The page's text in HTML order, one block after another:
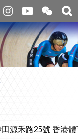
開
合
微
信
二
維
碼
源禾路25號 香港體